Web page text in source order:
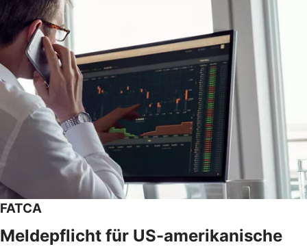
FATCA
Meldepflicht für US-amerikanische